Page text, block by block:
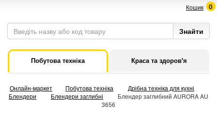
Кошик 0
Побутова техніка Краса та здоров'я
Онлайн-маркет Побутова техніка
Дрібна техніка для кухні
Блендери
Блендери заглибні
Блендер заглибний AURORA AU
3656